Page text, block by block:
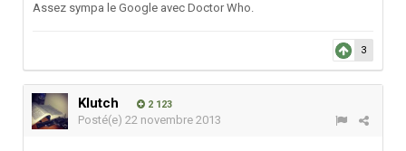
Assez sympa le Google avec Doctor Who.
3
Klutch 2 123
Posté(e) 22 novembre 2013